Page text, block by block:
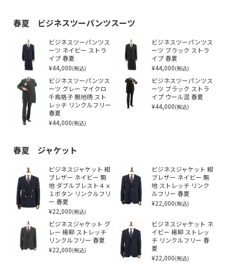
春夏 ビジネスツーパンツスーツ
ビジネスツーパンツス
ーツ ネイビー ストラ
イプ 春夏
¥44,000(税込)
ビジネスツーパンツス
ーツ ブラック ストラ
イプ 春夏
¥44,000(税込)
ビジネスツーパンツス
ーツ グレー マイクロ
千鳥格子 無地柄 スト
レッチ リンクルフリー
春夏
¥44,000(税込)
ビジネスツーパンツス
ーツ ブラック ストラ
イプ ウール混 春夏
¥44,000(税込)
春夏 ジャケット
ビジネスジャケット 紺
ブレザー ネイビー 無
地 ダブルブレスト４ｘ
１ボタン リンクルフリ
ー 春夏
¥22,000(税込)
ビジネスジャケット 紺
ブレザー ネイビー 無
地 ストレッチ リンク
ルフリー 春夏
¥22,000(税込)
ビジネスジャケット グ
レー 楊柳 ストレッチ
リンクルフリー 春夏
¥22,000(税込)
ビジネスジャケット ネ
イビー 楊柳 ストレッ
チ リンクルフリー 春
夏
¥22,000(税込)